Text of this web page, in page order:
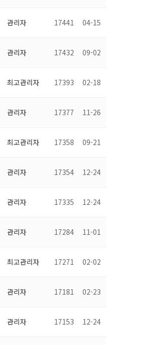
관리자 17441 04-15
관리자 17432 09-02
최고관리자 17393 02-18
관리자 17377 11-26
최고관리자 17358 09-21
관리자 17354 12-24
관리자 17335 12-24
관리자 17284 11-01
최고관리자 17271 02-02
관리자 17181 02-23
관리자 17153 12-24